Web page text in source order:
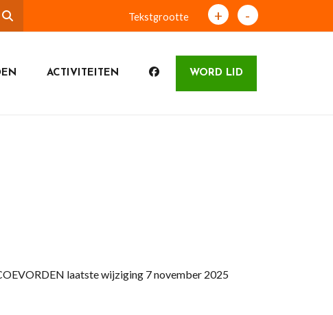
Tekstgrootte + -
ACTIVITEITEN WORD LID
laatste wijziging 7 november 2025